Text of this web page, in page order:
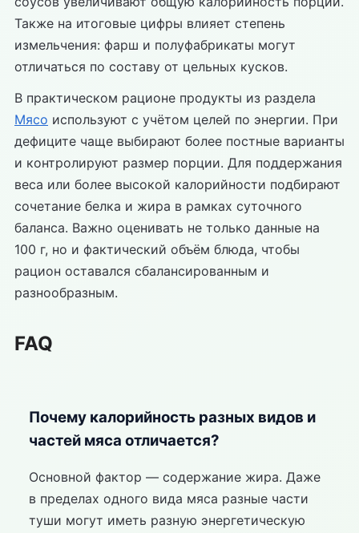
Также на итоговые цифры влияет степень
измельчения: фарш и полуфабрикаты могут
отличаться по составу от цельных кусков.
В практическом рационе продукты из раздела
Мясо используют с учётом целей по энергии. При
дефиците чаще выбирают более постные варианты
и контролируют размер порции. Для поддержания
веса или более высокой калорийности подбирают
сочетание белка и жира в рамках суточного
баланса. Важно оценивать не только данные на
100 г, но и фактический объём блюда, чтобы
рацион оставался сбалансированным и
разнообразным.
FAQ
Почему калорийность разных видов и
частей мяса отличается?
Основной фактор — содержание жира. Даже
в пределах одного вида мяса разные части
туши могут иметь разную энергетическую